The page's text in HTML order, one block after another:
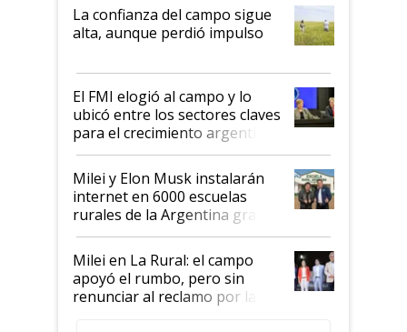
plata a un hijo para droga":
Juan Félix Rossetti, el libertario
que de una dura crisis salió
de Milei
La confianza del campo sigue
alta, aunque perdió impulso
El FMI elogió al campo y lo
ubicó entre los sectores claves
para el crecimiento argentino
Milei y Elon Musk instalarán
internet en 6000 escuelas
rurales de la Argentina gracias
a un acuerdo con Starlink
Milei en La Rural: el campo
apoyó el rumbo, pero sin
renunciar al reclamo por las